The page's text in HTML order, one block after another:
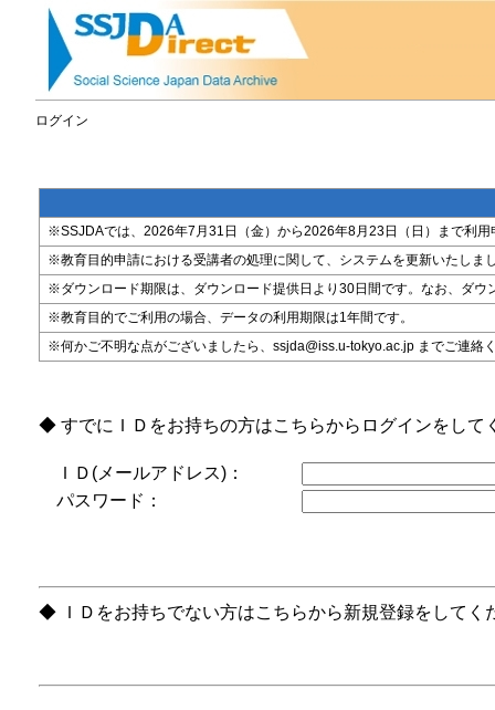
ログイン
※SSJDAでは、2026年7月31日（金）から2026年8月23日（日）まで利
※教育目的申請における受講者の処理に関して、システムを更新いたしま
※ダウンロード期限は、ダウンロード提供日より30日間です。なお、ダ
※教育目的でご利用の場合、データの利用期限は1年間です。
※何かご不明な点がございましたら、ssjda@iss.u-tokyo.ac.jp までご連絡
◆ すでにＩＤをお持ちの方はこちらからログインをして
ＩＤ(メールアドレス)：
パスワード：
◆ ＩＤをお持ちでない方はこちらから新規登録をしてく